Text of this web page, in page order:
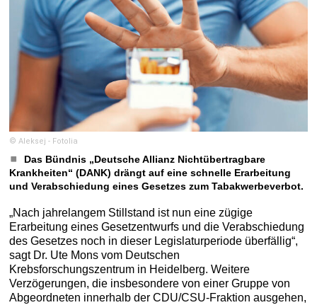
© Aleksej - Fotolia
Das Bündnis „Deutsche Allianz Nichtübertragbare
Krankheiten“ (DANK) drängt auf eine schnelle Erarbeitung
und Verabschiedung eines Gesetzes zum Tabakwerbeverbot.
„Nach jahrelangem Stillstand ist nun eine zügige
Erarbeitung eines Gesetzentwurfs und die Verabschiedung
des Gesetzes noch in dieser Legislaturperiode überfällig“,
sagt Dr. Ute Mons vom Deutschen
Krebsforschungszentrum in Heidelberg. Weitere
Verzögerungen, die insbesondere von einer Gruppe von
Abgeordneten innerhalb der CDU/CSU-Fraktion ausgehen,